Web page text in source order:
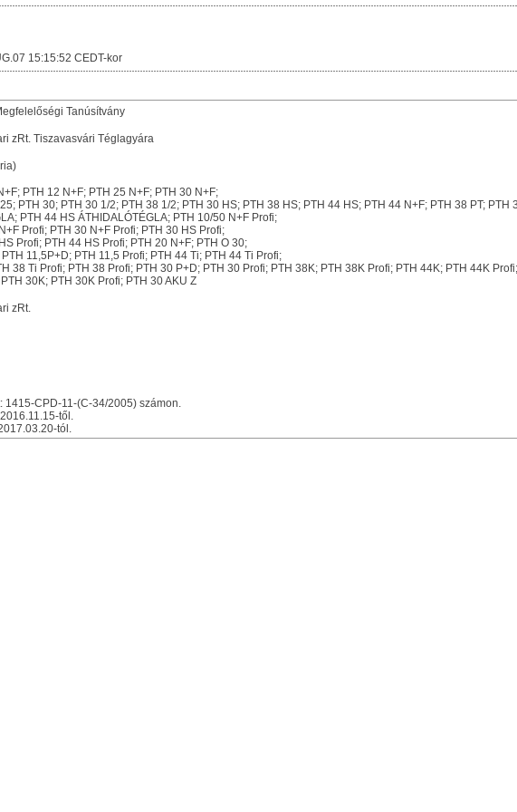
15:15:52 CEDT-kor
Tanúsítvány
zRt. Tiszavasvári Téglagyára
PTH 12 N+F; PTH 25 N+F; PTH 30 N+F;
PTH 30; PTH 30 1/2; PTH 38 1/2; PTH 30 HS; PTH 38 HS; PTH 44 HS; PTH 44 N+F; PTH 38 PT; PTH
PTH 44 HS ÁTHIDALÓTÉGLA; PTH 10/50 N+F Profi;
Profi; PTH 30 N+F Profi; PTH 30 HS Profi;
Profi; PTH 44 HS Profi; PTH 20 N+F; PTH O 30;
11,5P+D; PTH 11,5 Profi; PTH 44 Ti; PTH 44 Ti Profi;
38 Ti Profi; PTH 38 Profi; PTH 30 P+D; PTH 30 Profi; PTH 38K; PTH 38K Profi; PTH 44K; PTH 44K
30K; PTH 30K Profi; PTH 30 AKU Z
zRt.
1415-CPD-11-(C-34/2005) számon.
től.
tól.